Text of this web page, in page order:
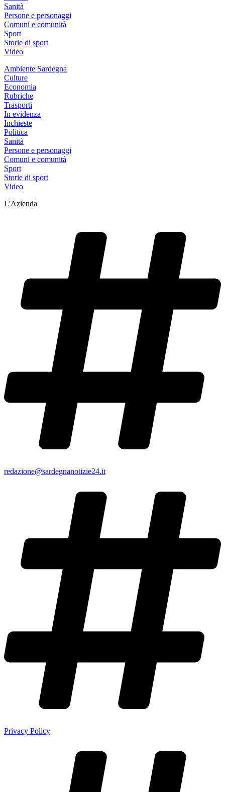
Sanità
Persone e personaggi
Comuni e comunità
Sport
Storie di sport
Video
Ambiente Sardegna
Culture
Economia
Rubriche
Trasporti
In evidenza
Inchieste
Politica
Sanità
Persone e personaggi
Comuni e comunità
Sport
Storie di sport
Video
L'Azienda
redazione@sardegnanotizie24.it
Privacy Policy